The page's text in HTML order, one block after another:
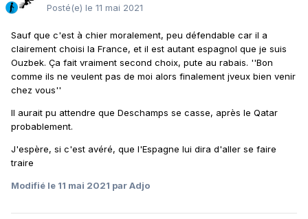
Posté(e) le 11 mai 2021
Sauf que c'est à chier moralement, peu défendable car il a
clairement choisi la France, et il est autant espagnol que je suis
Ouzbek. Ça fait vraiment second choix, pute au rabais. ''Bon
comme ils ne veulent pas de moi alors finalement jveux bien venir
chez vous''
Il aurait pu attendre que Deschamps se casse, après le Qatar
probablement.
J'espère, si c'est avéré, que l'Espagne lui dira d'aller se faire
traire
Modifié le 11 mai 2021 par Adjo